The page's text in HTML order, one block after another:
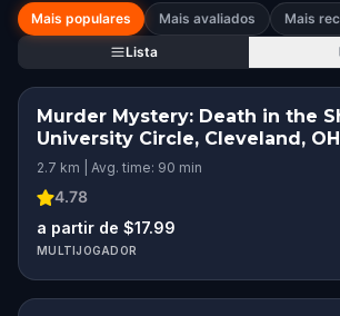
Mais populares Mais avaliados
Mais
Lista
Murder Mystery: Death in the
University Circle, Cleveland, OH
2.7 km | Avg. time: 90 min
4.78
a partir de $17.99
MULTIJOGADOR